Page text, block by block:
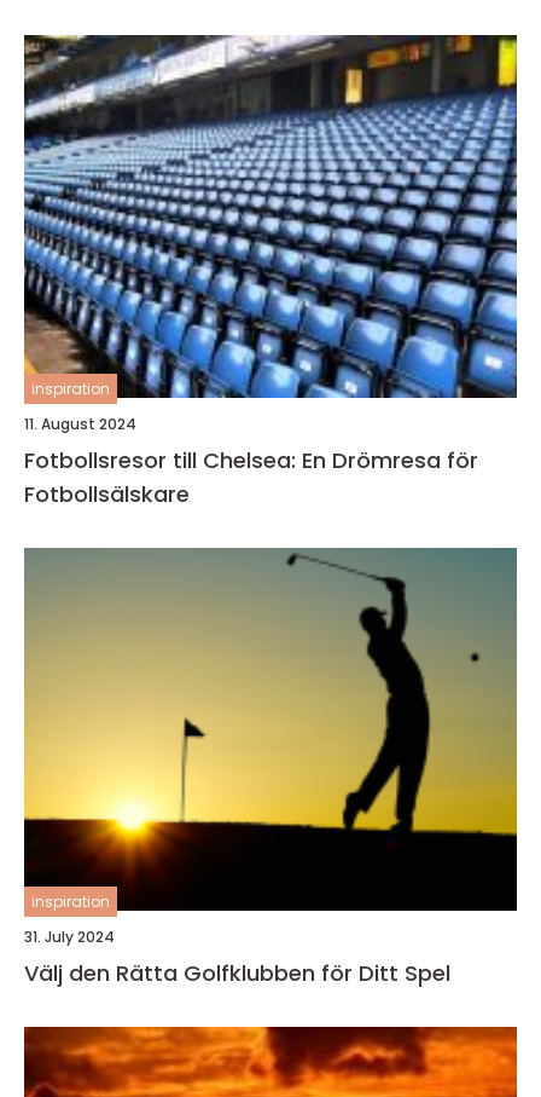
inspiration
11. August 2024
Fotbollsresor till Chelsea: En Drömresa för
Fotbollsälskare
inspiration
31. July 2024
Välj den Rätta Golfklubben för Ditt Spel